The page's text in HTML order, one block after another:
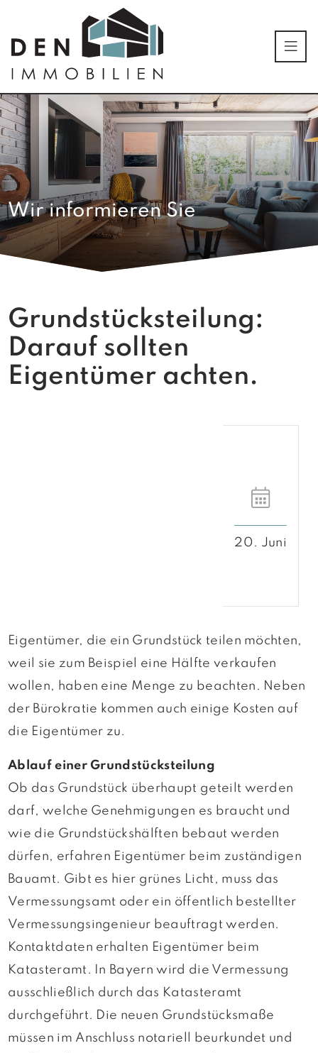
Wir informieren Sie
Grundstücksteilung:
Darauf sollten
Eigentümer achten.
20. Juni
Eigentümer, die ein Grundstück teilen möchten,
weil sie zum Beispiel eine Hälfte verkaufen
wollen, haben eine Menge zu beachten. Neben
der Bürokratie kommen auch einige Kosten auf
die Eigentümer zu.
Ablauf einer Grundstücksteilung
Ob das Grundstück überhaupt geteilt werden
darf, welche Genehmigungen es braucht und
wie die Grundstückshälften bebaut werden
dürfen, erfahren Eigentümer beim zuständigen
Bauamt. Gibt es hier grünes Licht, muss das
Vermessungsamt oder ein öffentlich bestellter
Vermessungsingenieur beauftragt werden.
Kontaktdaten erhalten Eigentümer beim
Katasteramt. In Bayern wird die Vermessung
ausschließlich durch das Katasteramt
durchgeführt. Die neuen Grundstücksmaße
müssen im Anschluss notariell beurkundet und